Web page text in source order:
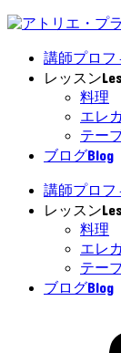
講師プロフ
レッスン
料理
エレ
テー
ブログBlog
講師プロフ
レッスン
料理
エレ
テー
ブログBlog